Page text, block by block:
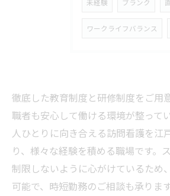
未経験 ブランク
ワークライフバランス
徹底した教育制度と研修制度をご用
職者も安心して働ける環境が整って
人ひとりに向き合える訪問看護を江
り、様々な経験を積める職場です。
制限しないように心がけているため
可能で、時短勤務のご相談も承りま